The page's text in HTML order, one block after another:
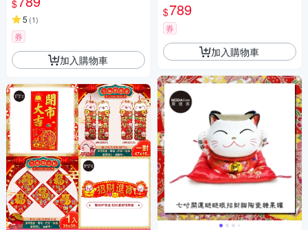
墊)
$
5 (1)
券
加入購物車
款/撲滿存錢桶擺飾桌飾(含坐
墊)
$789
券
加入購物車